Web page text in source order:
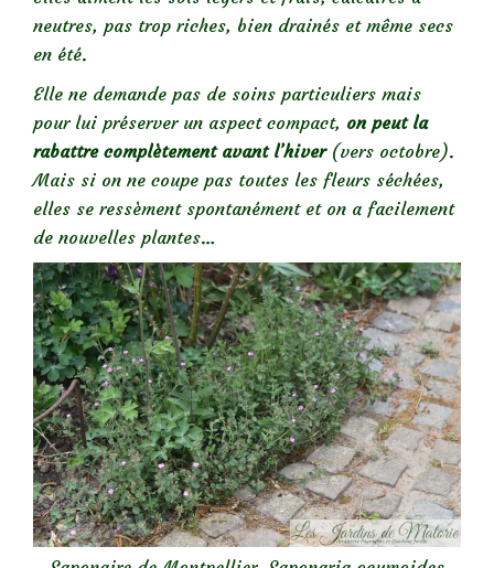
neutres, pas trop riches, bien drainés et même secs
en été.
Elle ne demande pas de soins particuliers mais
pour lui préserver un aspect compact, on peut la
rabattre complètement avant l’hiver(vers octobre).
Mais si on ne coupe pas toutes les fleurs séchées,
elles se ressèment spontanément et on a facilement
de nouvelles plantes…